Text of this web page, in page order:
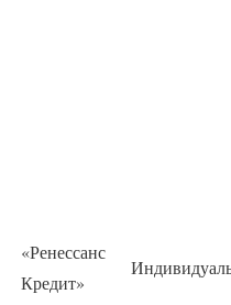
«Ренессанс
Кредит»